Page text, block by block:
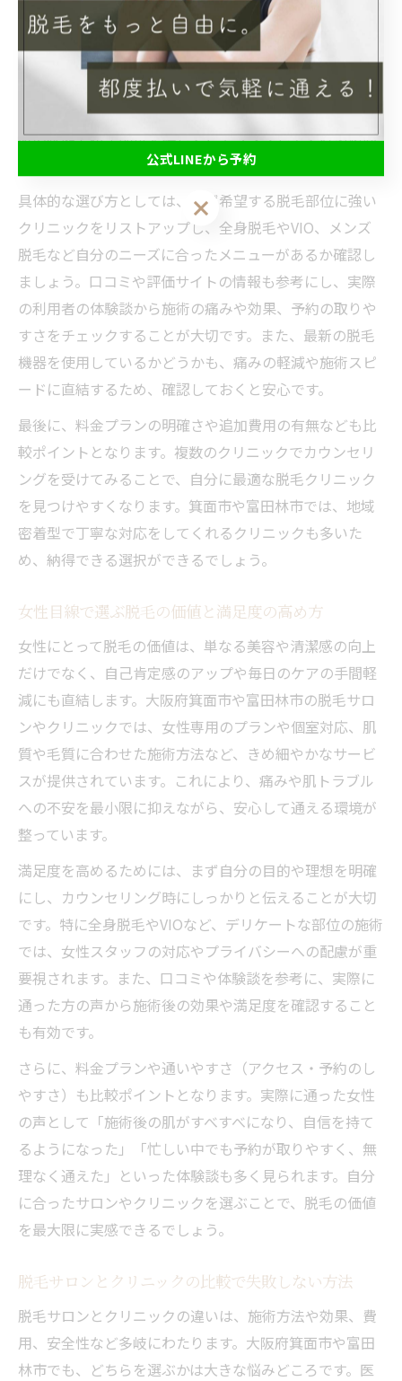
特に医療脱毛を希望する場合、施術の効果や安全性、料
金体系、予約のしやすさが重要なポイントです。実際に
現地で人気のクリニックは、スタッフの専門性や施術実
績を積極的にアピールしており、初回カウンセリングで
肌の状態や希望部位を詳しくヒアリングしてくれる傾向
具体的な選び方としては、まず希望する脱毛部位に強い
クリニックをリストアップし、全身脱毛やVIO、メンズ
脱毛など自分のニーズに合ったメニューがあるか確認し
ましょう。口コミや評価サイトの情報も参考にし、実際
の利用者の体験談から施術の痛みや効果、予約の取りや
すさをチェックすることが大切です。また、最新の脱毛
機器を使用しているかどうかも、痛みの軽減や施術スピ
ードに直結するため、確認しておくと安心です。
最後に、料金プランの明確さや追加費用の有無なども比
較ポイントとなります。複数のクリニックでカウンセリ
ングを受けてみることで、自分に最適な脱毛クリニック
を見つけやすくなります。箕面市や富田林市では、地域
密着型で丁寧な対応をしてくれるクリニックも多いた
め、納得できる選択ができるでしょう。
女性目線で選ぶ脱毛の価値と満足度の高め方
女性にとって脱毛の価値は、単なる美容や清潔感の向上
だけでなく、自己肯定感のアップや毎日のケアの手間軽
減にも直結します。大阪府箕面市や富田林市の脱毛サロ
ンやクリニックでは、女性専用のプランや個室対応、肌
質や毛質に合わせた施術方法など、きめ細やかなサービ
スが提供されています。これにより、痛みや肌トラブル
への不安を最小限に抑えながら、安心して通える環境が
整っています。
満足度を高めるためには、まず自分の目的や理想を明確
にし、カウンセリング時にしっかりと伝えることが大切
です。特に全身脱毛やVIOなど、デリケートな部位の施術
では、女性スタッフの対応やプライバシーへの配慮が重
要視されます。また、口コミや体験談を参考に、実際に
通った方の声から施術後の効果や満足度を確認すること
も有効です。
さらに、料金プランや通いやすさ（アクセス・予約のし
やすさ）も比較ポイントとなります。実際に通った女性
の声として「施術後の肌がすべすべになり、自信を持て
るようになった」「忙しい中でも予約が取りやすく、無
理なく通えた」といった体験談も多く見られます。自分
に合ったサロンやクリニックを選ぶことで、脱毛の価値
を最大限に実感できるでしょう。
脱毛サロンとクリニックの比較で失敗しない方法
脱毛サロンとクリニックの違いは、施術方法や効果、費
用、安全性など多岐にわたります。大阪府箕面市や富田
林市でも、どちらを選ぶかは大きな悩みどころです。医
公式LINEから予約
公式LINEから予約